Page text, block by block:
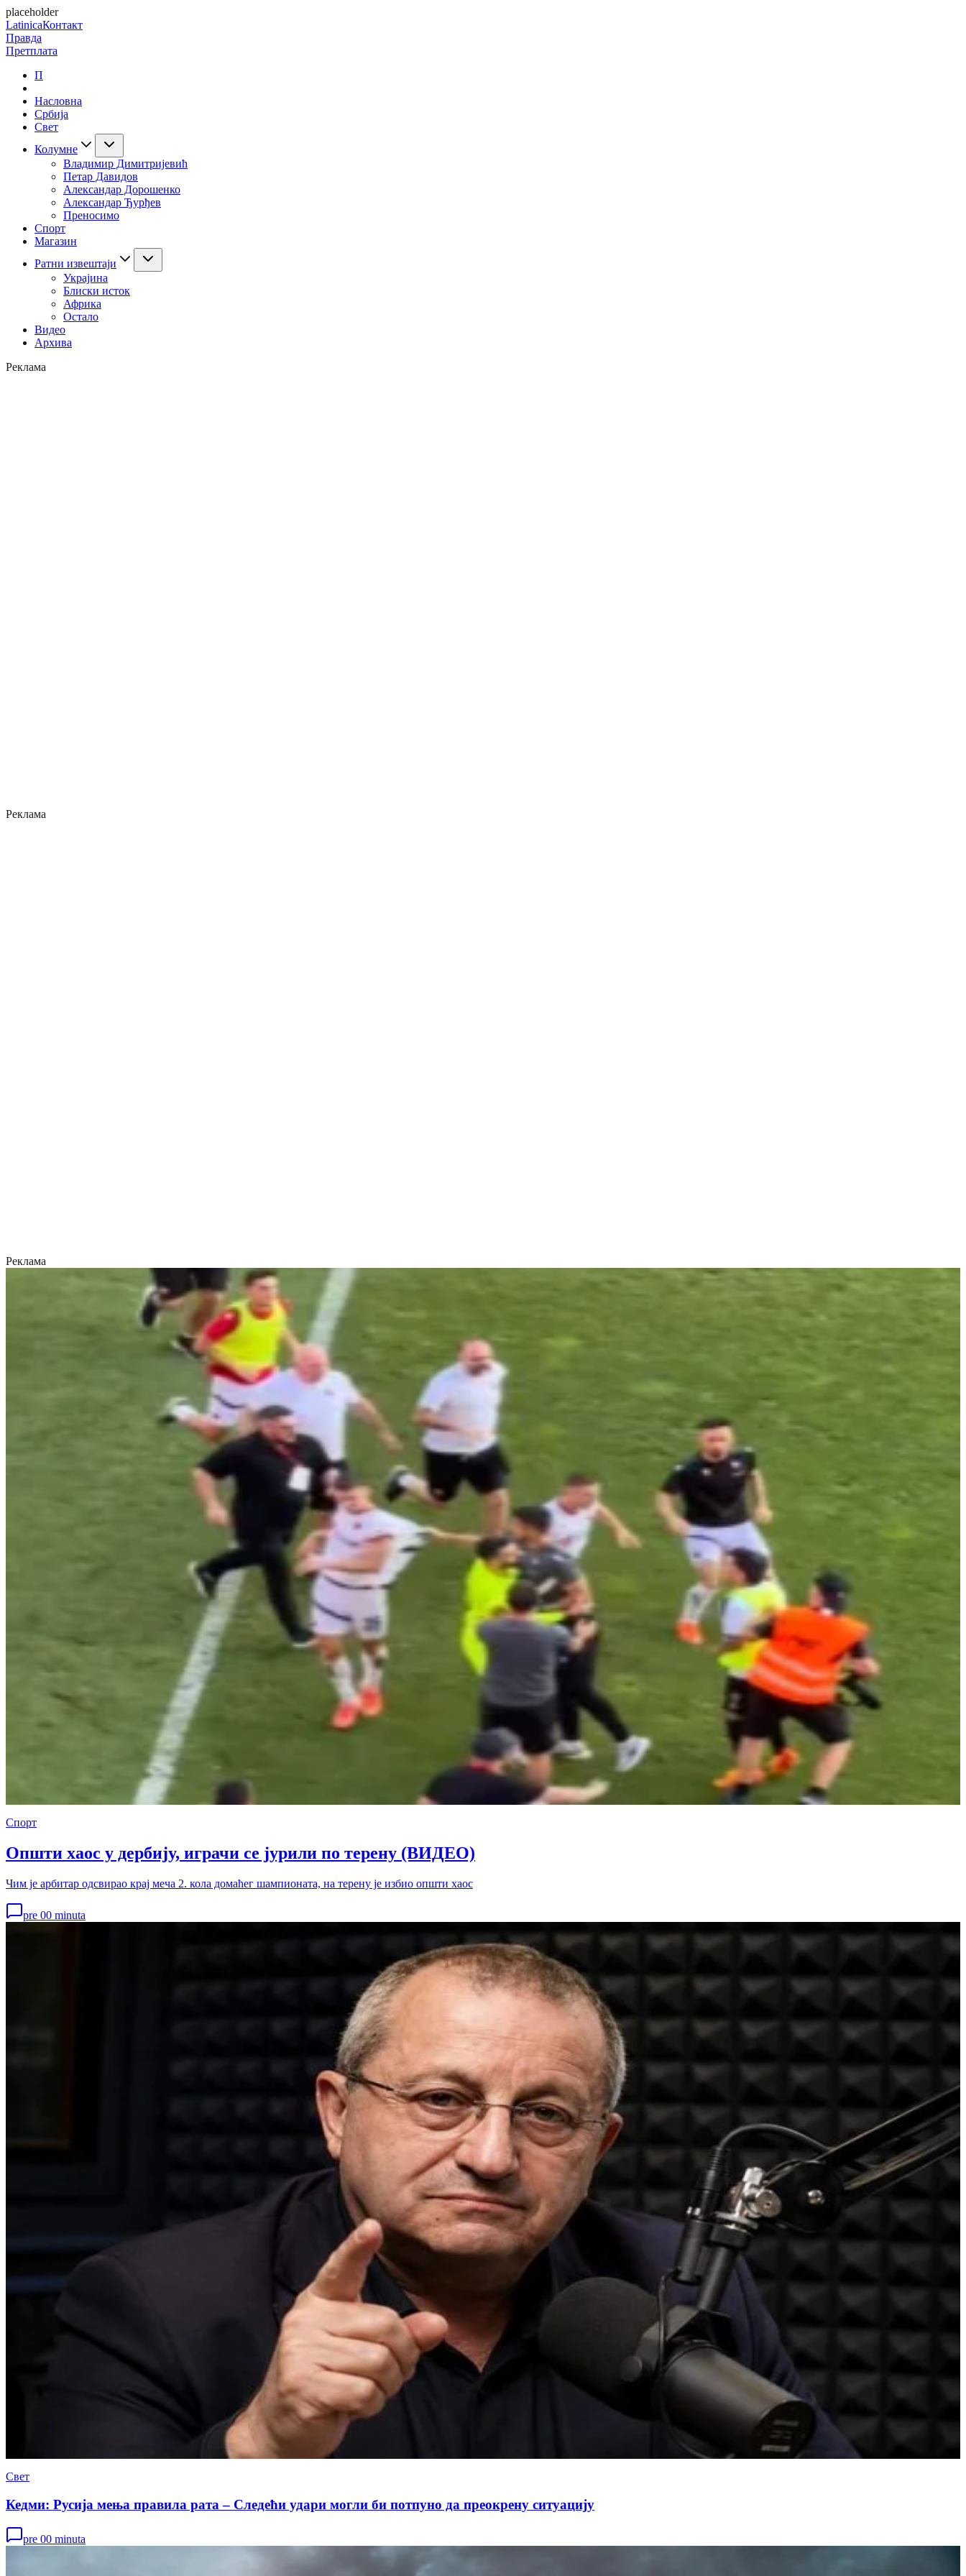
placeholder
LatinicaКонтакт
Правда
Претплата
П
Насловна
Србија
Свет
Колумне
Владимир Димитријевић
Петар Давидов
Александар Дорошенко
Александар Ђурђев
Преносимо
Спорт
Магазин
Ратни извештаји
Украјина
Блиски исток
Африка
Остало
Видео
Архива
Реклама
Реклама
Реклама
Спорт
Општи хаос у дербију, играчи се јурили по терену (ВИДЕО)
Чим је арбитар одсвирао крај меча 2. кола домаћег шампионата, на терену је избио општи хаос
pre 00 minuta
Свет
Кедми: Русија мења правила рата – Следећи удари могли би потпуно да преокрену ситуацију
pre 00 minuta